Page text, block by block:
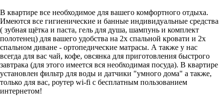
В квартире все необходимое для вашего комфортного отдыха.
Имеются все гигиенические и банные индивидуальные средства
( зубная щётка и паста, гель для душа, шампунь и комплект
полотенец) для вашего удобства на 2х спальной кровати и 2х
спальном диване - ортопедические матрасы. А также у нас
всегда для вас чай, кофе, овсянка для приготовления быстрого
завтрака (для этого имеется вся необходимая посуда). В квартире
установлен фильтр для воды и датчики "умного дома" а также,
только для вас, роутер wi-fi с бесплатным пользованием
интернетом!